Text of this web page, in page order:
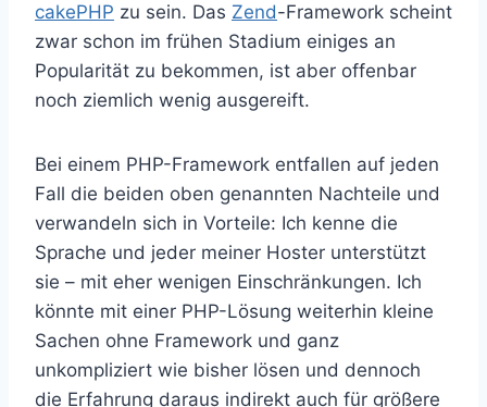
cakePHP zu sein. Das Zend-Framework scheint
zwar schon im frühen Stadium einiges an
Popularität zu bekommen, ist aber offenbar
noch ziemlich wenig ausgereift.
Bei einem PHP-Framework entfallen auf jeden
Fall die beiden oben genannten Nachteile und
verwandeln sich in Vorteile: Ich kenne die
Sprache und jeder meiner Hoster unterstützt
sie – mit eher wenigen Einschränkungen. Ich
könnte mit einer PHP-Lösung weiterhin kleine
Sachen ohne Framework und ganz
unkompliziert wie bisher lösen und dennoch
die Erfahrung daraus indirekt auch für größere